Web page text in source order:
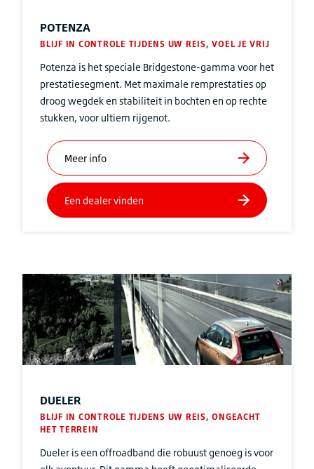
POTENZA
BLIJF IN CONTROLE TIJDENS UW REIS, VOEL JE VRIJ
Potenza is het speciale Bridgestone-gamma voor het
prestatiesegment. Met maximale remprestaties op
droog wegdek en stabiliteit in bochten en op rechte
stukken, voor ultiem rijgenot.
DUELER
BLIJF IN CONTROLE TIJDENS UW REIS, ONGEACHT
HET TERREIN
Dueler is een offroadband die robuust genoeg is voor